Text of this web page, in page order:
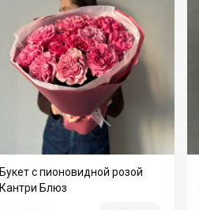
Букет с пионовидной розой
Кантри Блюз